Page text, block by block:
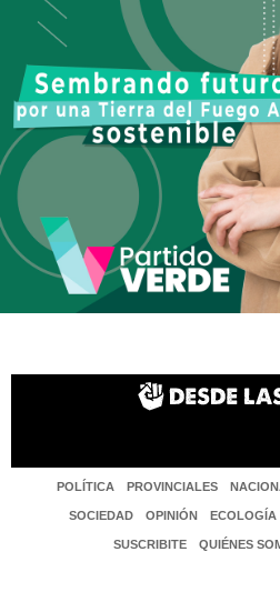
POLÍTICA PROVINCIALES
SOCIEDAD OPINIÓN ECOLOGÍA
SUSCRIBITE QUIÉNES